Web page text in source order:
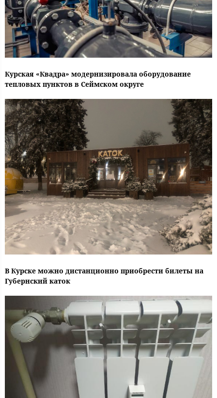
Курская «Квадра» модернизировала оборудование
тепловых пунктов в Сеймском округе
В Курске можно дистанционно приобрести билеты на
Губернский каток